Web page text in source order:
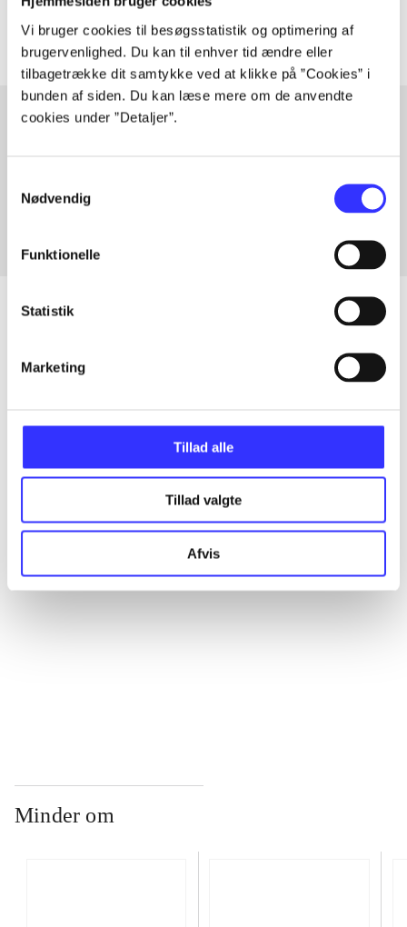
Vi bruger cookies til besøgsstatistik og optimering af
brugervenlighed. Du kan til enhver tid ændre eller
tilbagetrække dit samtykke ved at klikke på ”Cookies” i
bunden af siden. Du kan læse mere om de anvendte
cookies under ”Detaljer”.
Nødvendig
Funktionelle
Statistik
Marketing
Tillad alle
Tillad valgte
Afvis
Artikler
Minder om